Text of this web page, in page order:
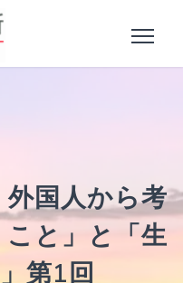
国人から考
と」と「生
第1回